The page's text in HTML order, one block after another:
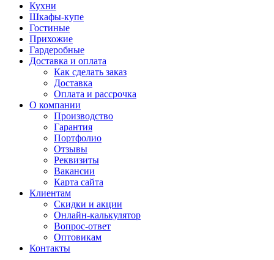
Кухни
Шкафы-купе
Гостиные
Прихожие
Гардеробные
Доставка и оплата
Как сделать заказ
Доставка
Оплата и рассрочка
О компании
Производство
Гарантия
Портфолио
Отзывы
Реквизиты
Вакансии
Карта сайта
Клиентам
Скидки и акции
Онлайн-калькулятор
Вопрос-ответ
Оптовикам
Контакты